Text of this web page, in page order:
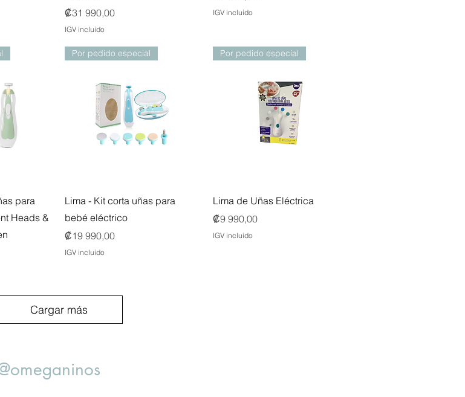
Precio
₡31 990,00
IGV incluido
IGV incluido
para
Heads &
Vista rápida
Por pedido especial
Lima - Kit corta uñas para
bebé eléctrico
Precio
₡19 990,00
IGV incluido
Vista rápida
Por pedido especial
Lima de Uñas Eléctrica
Precio
₡9 990,00
IGV incluido
Cargar más